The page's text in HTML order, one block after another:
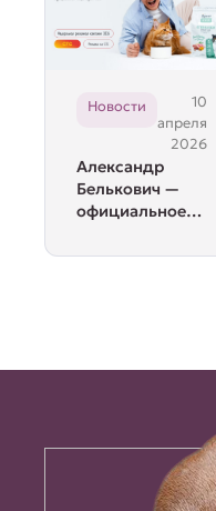
Новости
10
апреля
2026
Александр
Белькович —
официальное